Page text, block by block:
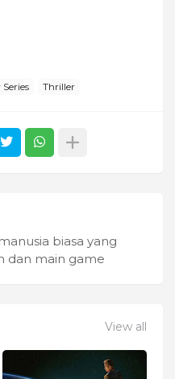
Thriller
biasa yang
dan main game
View all